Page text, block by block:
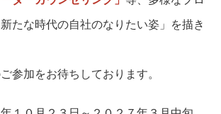
たな時代の自社のなりたい姿」を描き
参加をお待ちしております。